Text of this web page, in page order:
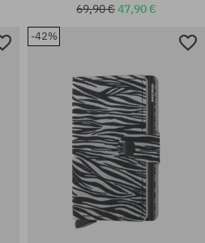
69,90 €47,90 €
-42%